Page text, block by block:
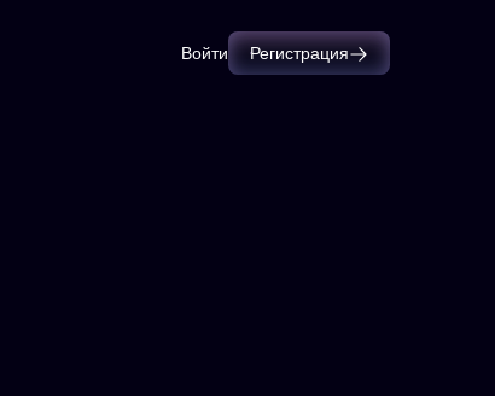
Войти Регистрация